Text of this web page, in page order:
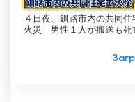
HTB понимает
меняющихся
Предлагая услуги
４日夜、釧路市内の共同住
火災 男性１人が搬送も死